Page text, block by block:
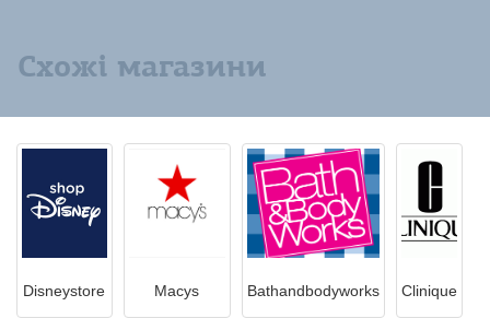
Схожі магазини
Disneystore Macys Bathandbodyworks Clinique